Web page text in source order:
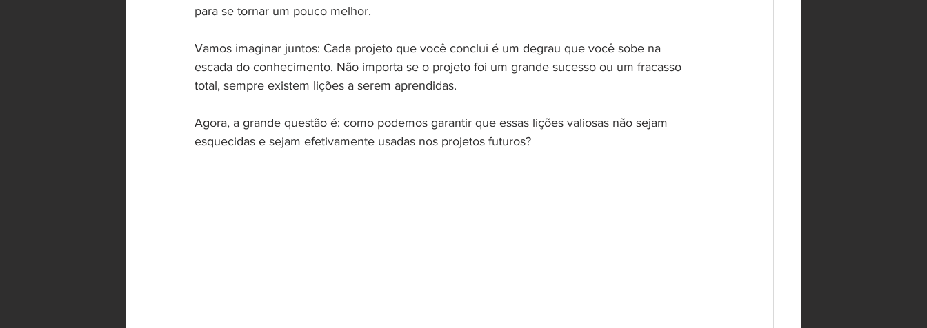
para se tornar um pouco melhor.
Vamos imaginar juntos: Cada projeto que você conclui é um degrau que você sobe na
escada do conhecimento. Não importa se o projeto foi um grande sucesso ou um fracasso
total, sempre existem lições a serem aprendidas.
Agora, a grande questão é: como podemos garantir que essas lições valiosas não sejam
esquecidas e sejam efetivamente usadas nos projetos futuros?